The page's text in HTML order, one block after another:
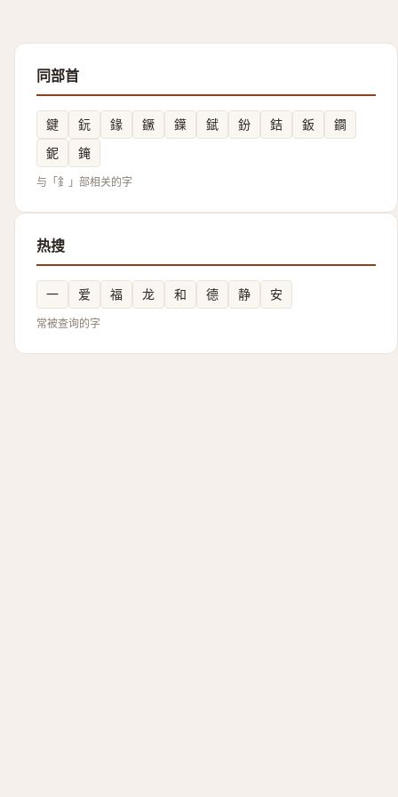
同部首
鍵 鈨 䤸 鐝 鐷 錻 鈖 銡 鈑
䥨
鈮
䤶
与「釒」部相关的字
热搜
一 爱 福 龙 和 德 静 安
常被查询的字